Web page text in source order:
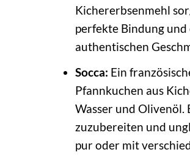
Kichererbsenmehl
perfekte Bindung und
authentischen
Socca: Ein
Pfannkuchen aus
Wasser und Olivenöl.
zuzubereiten und
pur oder mit